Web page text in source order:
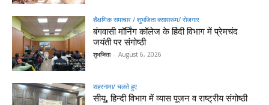
शैक्षणिक समाचार / शुभजिता क्सासरूम/ रोजगार
बंगवासी मॉर्निंग कॉलेज के हिंदी विभाग में प्रेमचंद
जयंती पर संगोष्ठी
शुभजिता - August 6, 2026
शहरनामा/ चलते हुए
सीयू, हिन्दी विभाग में व्यास पूजन व राष्ट्रीय संगोष्ठी